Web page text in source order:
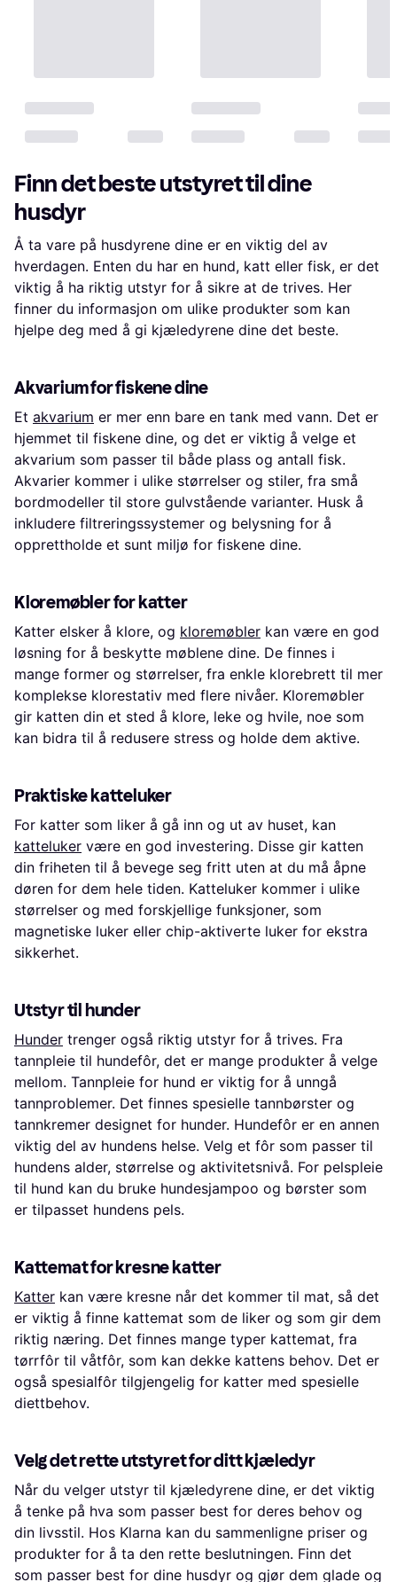
Finn det beste utstyret til dine
husdyr
Å ta vare på husdyrene dine er en viktig del av
hverdagen. Enten du har en hund, katt eller fisk, er det
viktig å ha riktig utstyr for å sikre at de trives. Her
finner du informasjon om ulike produkter som kan
hjelpe deg med å gi kjæledyrene dine det beste.
Akvarium for fiskene dine
Et akvarium er mer enn bare en tank med vann. Det er
hjemmet til fiskene dine, og det er viktig å velge et
akvarium som passer til både plass og antall fisk.
Akvarier kommer i ulike størrelser og stiler, fra små
bordmodeller til store gulvstående varianter. Husk å
inkludere filtreringssystemer og belysning for å
opprettholde et sunt miljø for fiskene dine.
Kloremøbler for katter
Katter elsker å klore, og kloremøbler kan være en god
løsning for å beskytte møblene dine. De finnes i
mange former og størrelser, fra enkle klorebrett til mer
komplekse klorestativ med flere nivåer. Kloremøbler
gir katten din et sted å klore, leke og hvile, noe som
kan bidra til å redusere stress og holde dem aktive.
Praktiske katteluker
For katter som liker å gå inn og ut av huset, kan
katteluker være en god investering. Disse gir katten
din friheten til å bevege seg fritt uten at du må åpne
døren for dem hele tiden. Katteluker kommer i ulike
størrelser og med forskjellige funksjoner, som
magnetiske luker eller chip-aktiverte luker for ekstra
sikkerhet.
Utstyr til hunder
Hunder trenger også riktig utstyr for å trives. Fra
tannpleie til hundefôr, det er mange produkter å velge
mellom. Tannpleie for hund er viktig for å unngå
tannproblemer. Det finnes spesielle tannbørster og
tannkremer designet for hunder. Hundefôr er en annen
viktig del av hundens helse. Velg et fôr som passer til
hundens alder, størrelse og aktivitetsnivå. For pelspleie
til hund kan du bruke hundesjampoo og børster som
er tilpasset hundens pels.
Kattemat for kresne katter
Katter kan være kresne når det kommer til mat, så det
er viktig å finne kattemat som de liker og som gir dem
riktig næring. Det finnes mange typer kattemat, fra
tørrfôr til våtfôr, som kan dekke kattens behov. Det er
også spesialfôr tilgjengelig for katter med spesielle
diettbehov.
Velg det rette utstyret for ditt kjæledyr
Når du velger utstyr til kjæledyrene dine, er det viktig
å tenke på hva som passer best for deres behov og
din livsstil. Hos Klarna kan du sammenligne priser og
produkter for å ta den rette beslutningen. Finn det
som passer best for dine husdyr og gjør dem glade og